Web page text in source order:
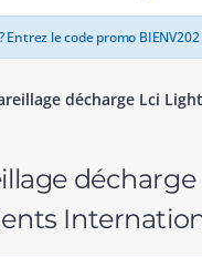
Entrez le code promo
décharge Lci